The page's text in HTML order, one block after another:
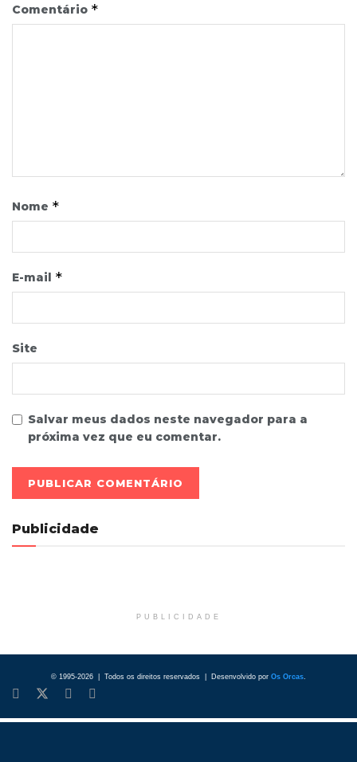
Comentário *
Nome *
E-mail *
Site
Salvar meus dados neste navegador para a
próxima vez que eu comentar.
Publicidade
PUBLICIDADE
© 1995-2026 | Todos os direitos reservados | Desenvolvido por Os Orcas